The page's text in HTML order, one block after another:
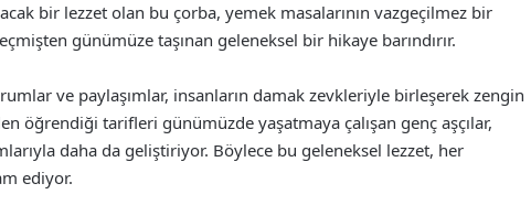
bir lezzet olan bu çorba, yemek masalarının vazgeçilmez bir
günümüze taşınan geleneksel bir hikaye barındırır.
ve paylaşımlar, insanların damak zevkleriyle birleşerek zengin
öğrendiği tarifleri günümüzde yaşatmaya çalışan genç aşçılar,
daha da geliştiriyor. Böylece bu geleneksel lezzet, her
ediyor.